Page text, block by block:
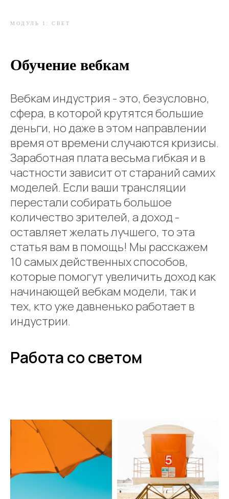
МОДУЛЬ 1: СВЕТ
Обучение вебкам
Вебкам индустрия - это, безусловно,
сфера, в которой крутятся большие
деньги, но даже в этом направлении
время от времени случаются кризисы.
Заработная плата весьма гибкая и в
частности зависит от стараний самих
моделей. Если ваши трансляции
перестали собирать большое
количество зрителей, а доход -
оставляет желать лучшего, то эта
статья вам в помощь! Мы расскажем
10 самых действенных способов,
которые помогут увеличить доход как
начинающей вебкам модели, так и
тех, кто уже давненько работает в
индустрии.
Работа со светом